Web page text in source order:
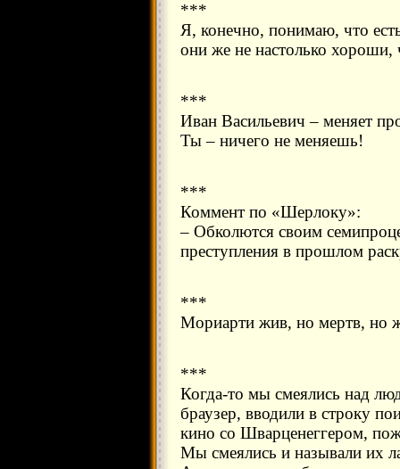
***
Я, конечно, понимаю, что
они же не настолько
***
Иван Васильевич – меняет
Ты – ничего не меняешь!
***
Коммент по «Шерлоку»:
– Обколются своим
преступления в прошлом
***
Мориарти жив, но мертв, но
***
Когда-то мы смеялись над
браузер, вводили в строку
кино со Шварценеггером,
Мы смеялись и называли их